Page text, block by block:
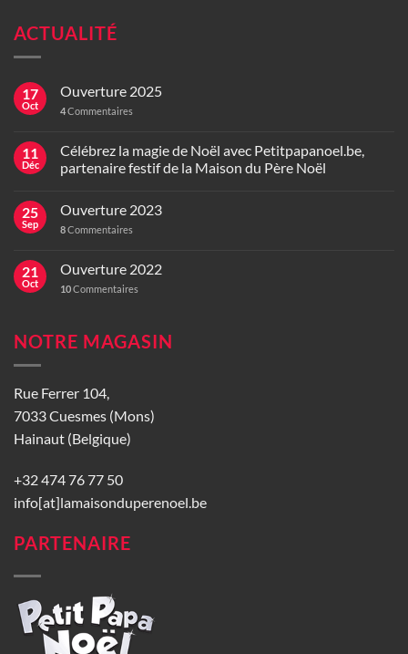
ACTUALITÉ
17
Oct
Ouverture 2025
4Commentaires
11
Déc
Célébrez la magie de Noël avec Petitpapanoel.be,
partenaire festif de la Maison du Père Noël
25
Sep
Ouverture 2023
8Commentaires
21
Oct
Ouverture 2022
10Commentaires
NOTRE MAGASIN
Rue Ferrer 104,
7033 Cuesmes (Mons)
Hainaut (Belgique)
+32 474 76 77 50
info[at]lamaisonduperenoel.be
PARTENAIRE